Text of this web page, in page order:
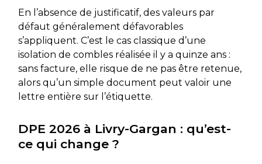
En l’absence de justificatif, des valeurs par
défaut généralement défavorables
s’appliquent. C’est le cas classique d’une
isolation de combles réalisée il y a quinze ans :
sans facture, elle risque de ne pas être retenue,
alors qu’un simple document peut valoir une
lettre entière sur l’étiquette.
DPE 2026 à Livry-Gargan : qu’est-
ce qui change ?